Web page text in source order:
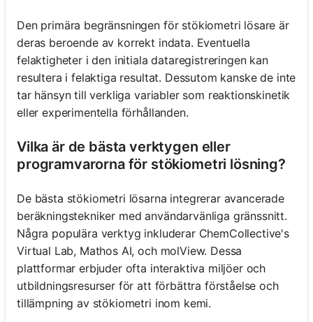
Den primära begränsningen för stökiometri lösare är
deras beroende av korrekt indata. Eventuella
felaktigheter i den initiala dataregistreringen kan
resultera i felaktiga resultat. Dessutom kanske de inte
tar hänsyn till verkliga variabler som reaktionskinetik
eller experimentella förhållanden.
Vilka är de bästa verktygen eller
programvarorna för stökiometri lösning?
De bästa stökiometri lösarna integrerar avancerade
beräkningstekniker med användarvänliga gränssnitt.
Några populära verktyg inkluderar ChemCollective's
Virtual Lab, Mathos AI, och molView. Dessa
plattformar erbjuder ofta interaktiva miljöer och
utbildningsresurser för att förbättra förståelse och
tillämpning av stökiometri inom kemi.